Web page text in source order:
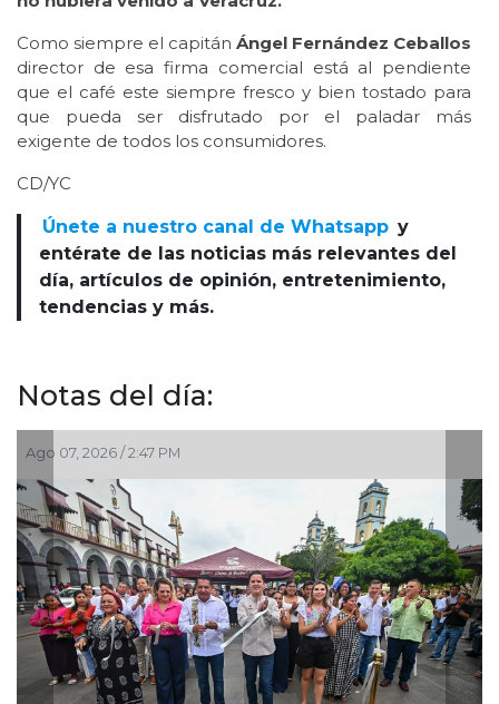
Como siempre el capitán Ángel Fernández Ceballos
director de esa firma comercial está al pendiente
que el café este siempre fresco y bien tostado para
que pueda ser disfrutado por el paladar más
exigente de todos los consumidores.
CD/YC
Únete a nuestro canal de Whatsapp y
entérate de las noticias más relevantes del
día, artículos de opinión, entretenimiento,
tendencias y más.
Notas del día:
Ago 07, 2026 / 2:47 PM